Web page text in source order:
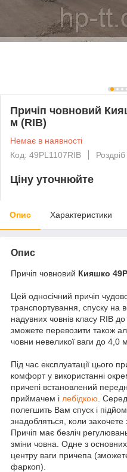
Причіп човновий
м (RIB)
Немає в наявності
Код: 49PL1107RIB
Роздріб
Ціну уточнюйте
Опис Характеристики
Опис
Причіп човновий Кияшко
Цей односічний причіп
транспортування, спуску на
надувних човнів класу RIB
зможете перевозити також
човни невеликої ваги до 4,0
Під час експлуатації цього
комфорт у використанні
причепі встановлений
приймачем і лебідкою .
полегшить Вам спуск і підйом
знадобляться, коли захочете
Причіп має безліч
зміни човна. Одне з
центру ваги причепа
фаркоп).